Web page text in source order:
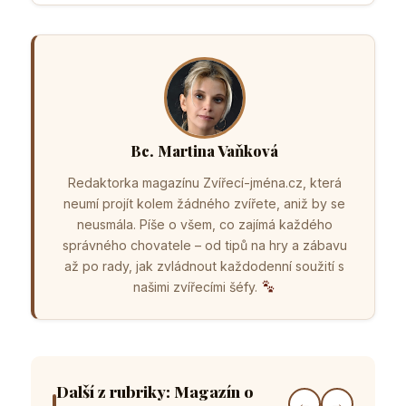
Bc. Martina Vaňková
Redaktorka magazínu Zvířecí-jména.cz, která
neumí projít kolem žádného zvířete, aniž by se
neusmála. Píše o všem, co zajímá každého
správného chovatele – od tipů na hry a zábavu
až po rady, jak zvládnout každodenní soužití s
našimi zvířecími šéfy.
Další z rubriky: Magazín o